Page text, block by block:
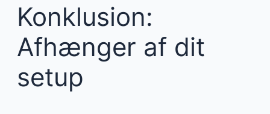
Konklusion:
Afhænger af dit
setup